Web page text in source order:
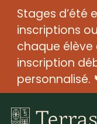
Stages d’été
inscriptions
chaque
inscription
personnalisé.